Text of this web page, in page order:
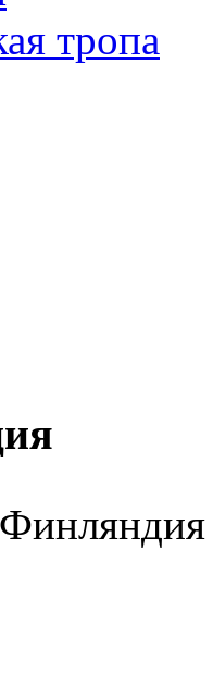
тропа